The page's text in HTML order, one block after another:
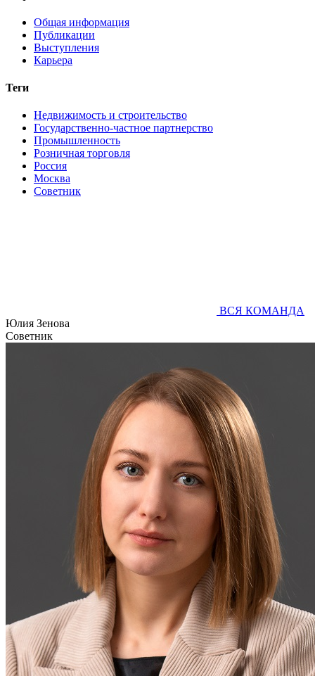
Общая информация
Публикации
Выступления
Карьера
Теги
Недвижимость и строительство
Государственно-частное партнерство
Промышленность
Розничная торговля
Россия
Москва
Советник
ВСЯ КОМАНДА
Юлия Зенова
Советник